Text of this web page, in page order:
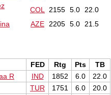
COL 2155 5.0
22.0
AZE 2205 5.0 21.5
FED Rtg Pts
TB
R IND 1852 6.0
22.0
TUR 1751 6.0
20.0